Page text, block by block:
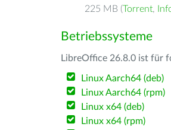
225 MB (Torrent,
Betriebssysteme
LibreOffice 26.8.0 ist für
Linux Aarch64 (deb)
Linux Aarch64 (rpm)
Linux x64 (deb)
Linux x64 (rpm)